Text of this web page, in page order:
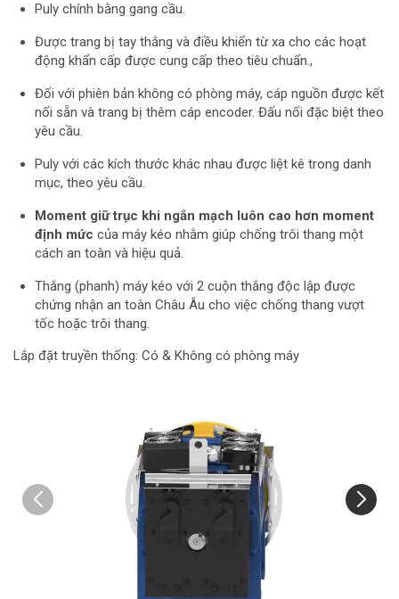
Puly chính bằng gang cầu.
Được trang bị tay thắng và điều khiển từ xa cho các hoạt
động khẩn cấp được cung cấp theo tiêu chuẩn.,
Đối với phiên bản không có phòng máy, cáp nguồn được kết
nối sẵn và trang bị thêm cáp encoder. Đấu nối đặc biệt theo
yêu cầu.
Puly với các kích thước khác nhau được liệt kê trong danh
mục, theo yêu cầu.
Moment giữ trục khi ngắn mạch luôn cao hơn moment
định mức của máy kéo nhằm giúp chống trôi thang một
cách an toàn và hiệu quả.
Thắng (phanh) máy kéo với 2 cuộn thắng độc lập được
chứng nhận an toàn Châu Âu cho việc chống thang vượt
tốc hoặc trôi thang.
Lắp đặt truyền thống: Có & Không có phòng máy